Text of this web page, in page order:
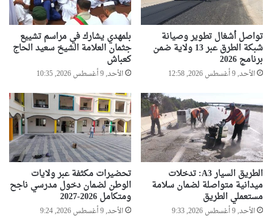
تواصل أشغال تطوير وصيانة
شبكة الطرق عبر 13 ولاية ضمن
برنامج 2026
الأحد, 9 أغسطس 2026, 12:58
بلمهدي يشارك في مراسم تشييع
جثمان العلامة الشيخ سعيد الحاج
كعباش
الأحد, 9 أغسطس 2026, 10:35
الطريق السيار A3: تدخلات
ميدانية متواصلة لضمان سلامة
مستعملي الطريق
الأحد, 9 أغسطس 2026, 9:33
تحضيرات مكثفة عبر ولايات
الوطن لضمان دخول مدرسي ناجح
ومتكامل 2026-2027
الأحد, 9 أغسطس 2026, 9:24